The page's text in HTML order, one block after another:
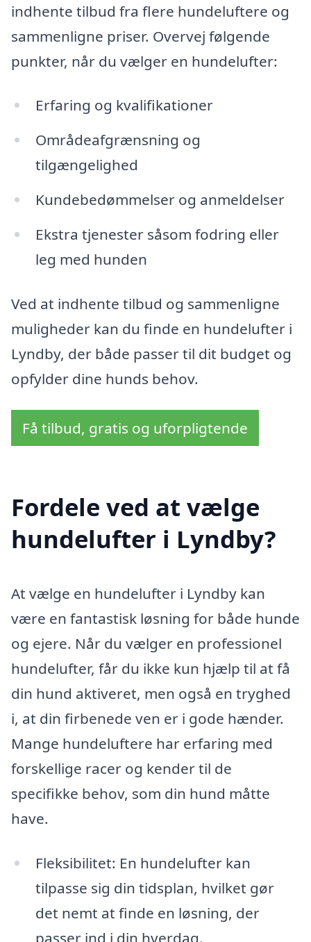
indhente tilbud fra flere hundeluftere og
sammenligne priser. Overvej følgende
punkter, når du vælger en hundelufter:
Erfaring og kvalifikationer
Områdeafgrænsning og
tilgængelighed
Kundebedømmelser og anmeldelser
Ekstra tjenester såsom fodring eller
leg med hunden
Ved at indhente tilbud og sammenligne
muligheder kan du finde en hundelufter i
Lyndby, der både passer til dit budget og
opfylder dine hunds behov.
Få tilbud, gratis og uforpligtende
Fordele ved at vælge
hundelufter i Lyndby?
At vælge en hundelufter i Lyndby kan
være en fantastisk løsning for både hunde
og ejere. Når du vælger en professionel
hundelufter, får du ikke kun hjælp til at få
din hund aktiveret, men også en tryghed
i, at din firbenede ven er i gode hænder.
Mange hundeluftere har erfaring med
forskellige racer og kender til de
specifikke behov, som din hund måtte
have.
Fleksibilitet: En hundelufter kan
tilpasse sig din tidsplan, hvilket gør
det nemt at finde en løsning, der
passer ind i din hverdag.